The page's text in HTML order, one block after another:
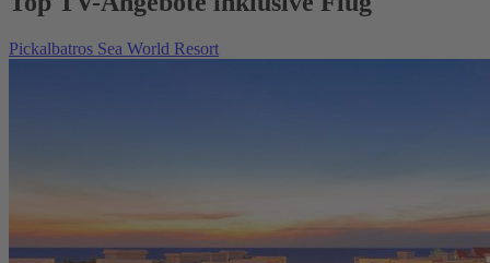
Pickalbatros Sea World Resort